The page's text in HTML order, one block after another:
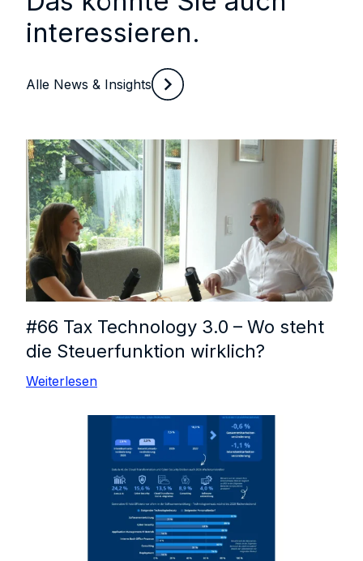
interessieren.
Alle News & Insights
#66 Tax Technology 3.0 – Wo steht
die Steuerfunktion wirklich?
Weiterlesen